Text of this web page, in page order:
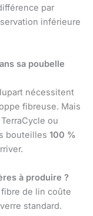
par
inférieure
sa poubelle
nécessitent
fibreuse. Mais
ou
bouteilles 100 %
à produire ?
de lin coûte
standard.